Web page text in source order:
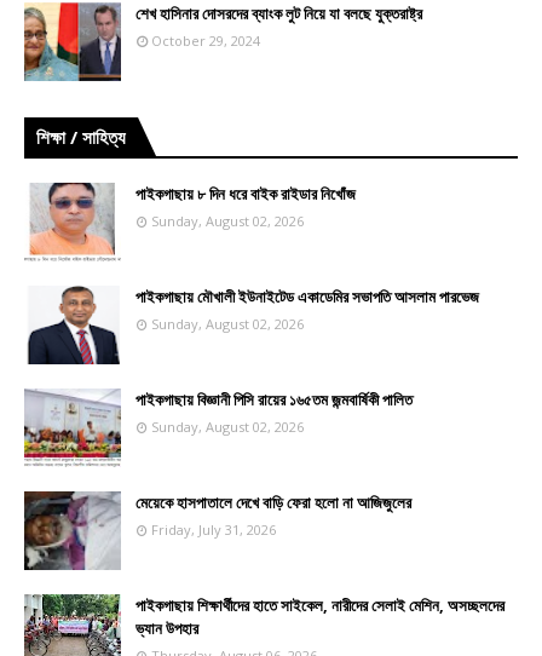
শেখ হাসিনার দোসরদের ব্যাংক লুট নিয়ে যা বলছে যুক্তরাষ্ট্র
October 29, 2024
শিক্ষা / সাহিত্য
পাইকগাছায় ৮ দিন ধরে বাইক রাইডার নিখোঁজ
Sunday, August 02, 2026
পাইকগাছায় মৌখালী ইউনাইটেড একাডেমির সভাপতি আসলাম পারভেজ
Sunday, August 02, 2026
পাইকগাছায় বিজ্ঞানী পিসি রায়ের ১৬৫তম জন্মবার্ষিকী পালিত
Sunday, August 02, 2026
মেয়েকে হাসপাতালে দেখে বাড়ি ফেরা হলো না আজিজুলের
Friday, July 31, 2026
পাইকগাছায় শিক্ষার্থীদের হাতে সাইকেল, নারীদের সেলাই মেশিন, অসচ্ছলদের
ভ্যান উপহার